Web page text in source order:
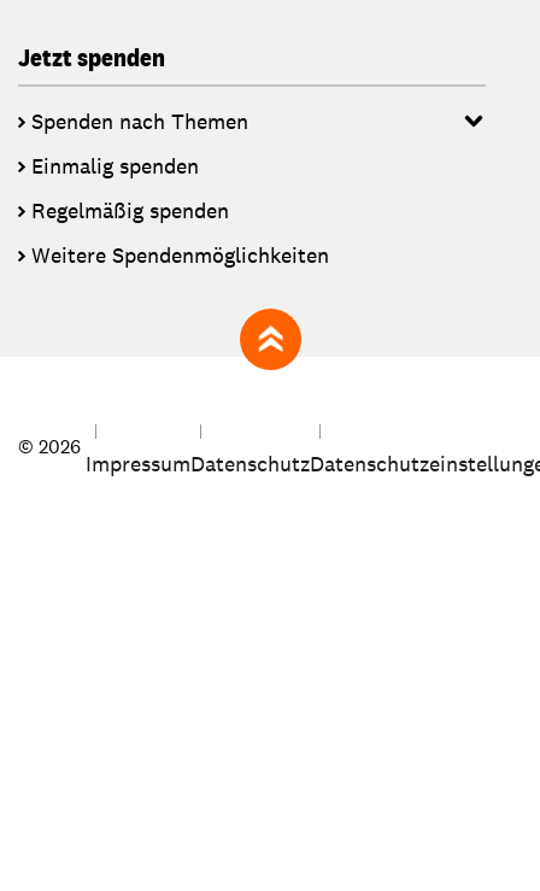
Jetzt spenden
Spenden nach Themen
Einmalig spenden
Regelmäßig spenden
Weitere Spendenmöglichkeiten
zum Seitenanfang
© 2026
ImpressumDatenschutz